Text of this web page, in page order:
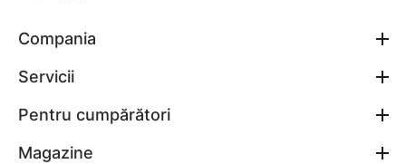
Compania
Servicii
Pentru cumpărători
Magazine